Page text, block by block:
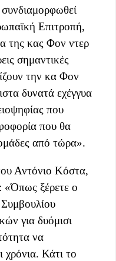
Επιτροπή,
της κας Φον ντερ
σημαντικές
την κα Φον
δυνατά εχέγγυα
που
που θα
από τώρα».
Αντόνιο Κόστα,
«Όπως ξέρετε ο
για δυόμισι
να
χρόνια. Κάτι το